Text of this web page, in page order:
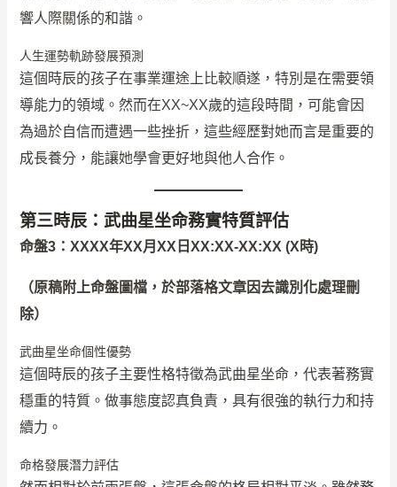
響人際關係的和諧。
人生運勢軌跡發展預測
這個時辰的孩子在事業運途上比較順遂，特別是在需要領
導能力的領域。然而在XX~XX歲的這段時間，可能會因
為過於自信而遭遇一些挫折，這些經歷對她而言是重要的
成長養分，能讓她學會更好地與他人合作。
第三時辰：武曲星坐命務實特質評估
命盤3：XXXX年XX月XX日XX:XX-XX:XX (X時)
（原稿附上命盤圖檔，於部落格文章因去識別化處理刪
除）
武曲星坐命個性優勢
這個時辰的孩子主要性格特徵為武曲星坐命，代表著務實
穩重的特質。做事態度認真負責，具有很強的執行力和持
續力。
命格發展潛力評估